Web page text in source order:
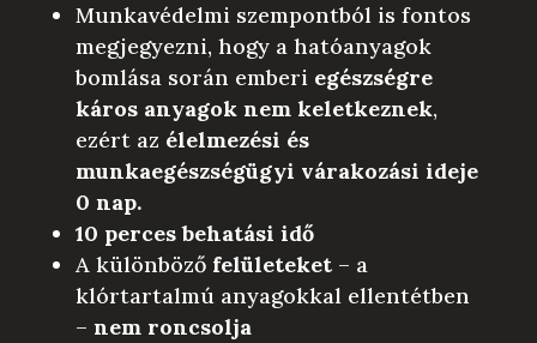
Munkavédelmi szempontból is fontos
megjegyezni, hogy a hatóanyagok
bomlása során emberi egészségre
káros anyagok nem keletkeznek,
ezért az élelmezési és
munkaegészségügyi várakozási ideje
0 nap.
10 perces behatási idő
A különböző felületeket– a
klórtartalmú anyagokkal ellentétben
– nem roncsolja